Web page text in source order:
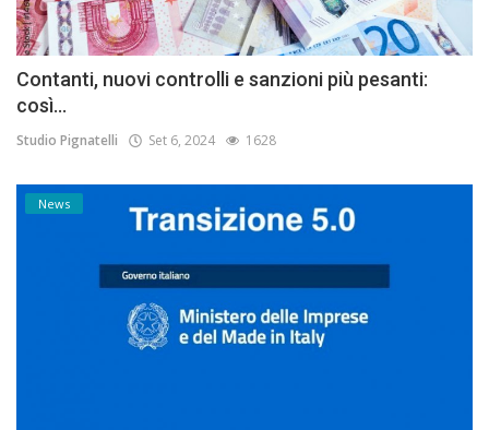
Contanti, nuovi controlli e sanzioni più pesanti:
così...
Studio Pignatelli Set 6, 2024 1628
News